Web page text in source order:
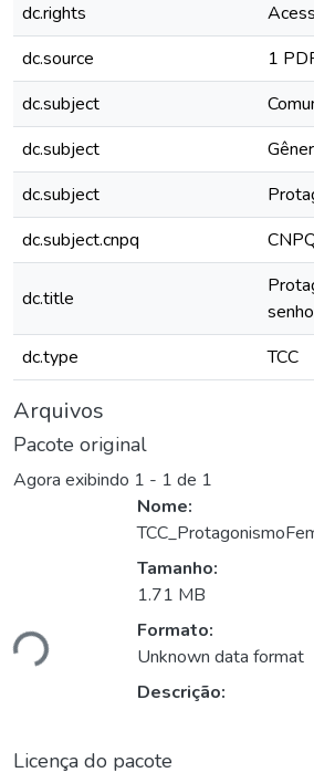
dc.rights
dc.source
1
dc.subject
dc.subject
dc.subject
dc.subject.cnpq
dc.title
dc.type
TCC
Arquivos
Pacote original
Agora exibindo 1 - 1 de 1
Nome:
Tamanho:
1.71 MB
Formato:
Unknown data format
Descrição:
Licença do pacote